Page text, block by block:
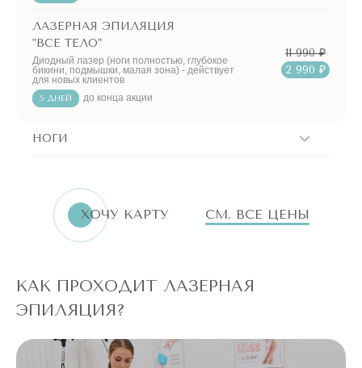
ЛАЗЕРНАЯ ЭПИЛЯЦИЯ
"ВСЕ ТЕЛО"
Диодный лазер (ноги полностью, глубокое
бикини, подмышки, малая зона) - действует
для новых клиентов
5 ДНЕЙ до конца акции
11 990 ₽
2 990 ₽
НОГИ
Реклама. ООО
«Бьютилогия»
ПО
ЛАЗЕРНАЯ
ЭПИЛЯЦИЯ ЛЮБОЙ
ЗОНЫ НА
ХОЧУ КАРТУ СМ. ВСЕ ЦЕНЫ
КАК ПРОХОДИТ ЛАЗЕРНАЯ
ЭПИЛЯЦИЯ?